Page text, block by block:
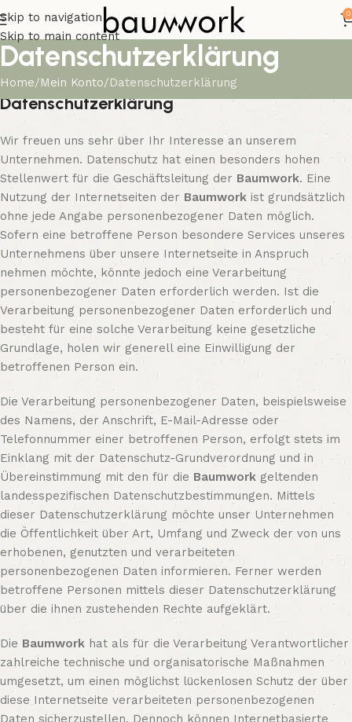
Skip to navigation
Skip to main content
0
Datenschutzerklärung
Home Mein Konto Datenschutzerklärung
Datenschutzerklärung
Wir freuen uns sehr über Ihr Interesse an unserem
Unternehmen. Datenschutz hat einen besonders hohen
Stellenwert für die Geschäftsleitung der Baumwork. Eine
Nutzung der Internetseiten der Baumwork ist grundsätzlich
ohne jede Angabe personenbezogener Daten möglich.
Sofern eine betroffene Person besondere Services unseres
Unternehmens über unsere Internetseite in Anspruch
nehmen möchte, könnte jedoch eine Verarbeitung
personenbezogener Daten erforderlich werden. Ist die
Verarbeitung personenbezogener Daten erforderlich und
besteht für eine solche Verarbeitung keine gesetzliche
Grundlage, holen wir generell eine Einwilligung der
betroffenen Person ein.
Die Verarbeitung personenbezogener Daten, beispielsweise
des Namens, der Anschrift, E-Mail-Adresse oder
Telefonnummer einer betroffenen Person, erfolgt stets im
Einklang mit der Datenschutz-Grundverordnung und in
Übereinstimmung mit den für die Baumwork geltenden
landesspezifischen Datenschutzbestimmungen. Mittels
dieser Datenschutzerklärung möchte unser Unternehmen
die Öffentlichkeit über Art, Umfang und Zweck der von uns
erhobenen, genutzten und verarbeiteten
personenbezogenen Daten informieren. Ferner werden
betroffene Personen mittels dieser Datenschutzerklärung
über die ihnen zustehenden Rechte aufgeklärt.
Die Baumwork hat als für die Verarbeitung Verantwortlicher
zahlreiche technische und organisatorische Maßnahmen
umgesetzt, um einen möglichst lückenlosen Schutz der über
diese Internetseite verarbeiteten personenbezogenen
Daten sicherzustellen. Dennoch können Internetbasierte